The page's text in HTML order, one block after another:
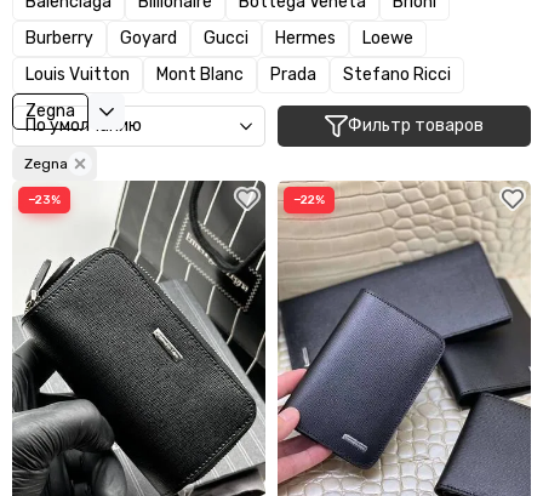
Папки
Поясные
Рюкзаки и портфели
С ручками
Спортивные
Через плечо
Шопперы
Burberry
Goyard Gucci Hermes
Loewe
Louis Vuitton
Mont Blanc Prada
Stefano Ricci
Zegna
Фильтр товаров
Zegna
−23% −22%